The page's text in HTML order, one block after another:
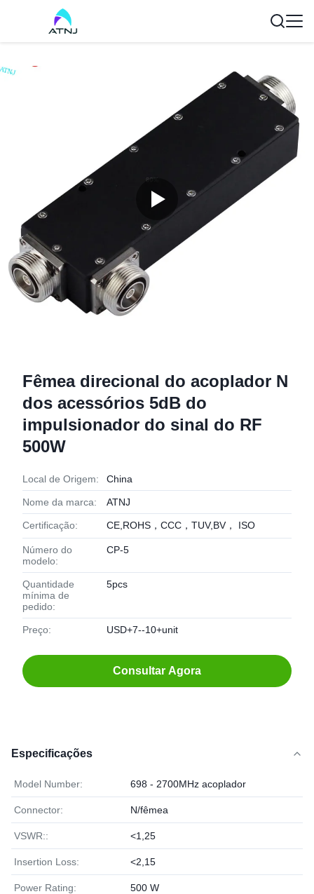
Fêmea direcional do acoplador N
dos acessórios 5dB do
impulsionador do sinal do RF
500W
Local de Origem: China
Nome da marca: ATNJ
Certificação: CE,ROHS，CCC，TUV,BV， ISO
Número do
modelo:
CP-5
Quantidade
mínima de
pedido:
5pcs
Preço: USD+7--10+unit
Consultar Agora
Especificações
Model Number: 698 - 2700MHz acoplador
Connector: N/fêmea
VSWR:: <1,25
Insertion Loss: <2,15
Power Rating: 500 W